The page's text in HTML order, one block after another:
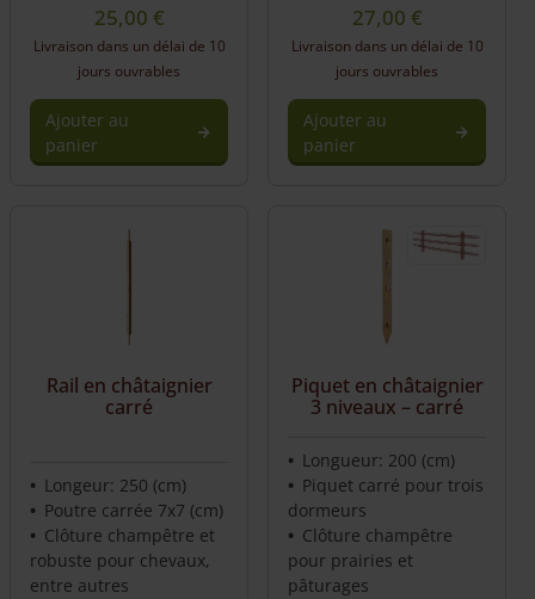
25,00 €
Livraison dans un délai de 10
jours ouvrables
Ajouter au
panier
27,00 €
Livraison dans un délai de 10
jours ouvrables
Ajouter au
panier
Rail en châtaignier
carré
Longeur: 250 (cm)
Poutre carrée 7x7 (cm)
Clôture champêtre et
robuste pour chevaux,
entre autres
Piquet en châtaignier
3 niveaux – carré
Longueur: 200 (cm)
Piquet carré pour trois
dormeurs
Clôture champêtre
pour prairies et
pâturages